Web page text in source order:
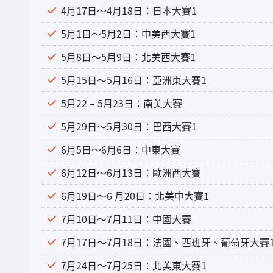
4月17日～4月18日：日本大賽1
5月1日～5月2日：中美西大賽1
5月8日～5月9日：北美西大賽1
5月15日～5月16日：亞洲東大賽1
5月22 – 5月23日：南美大賽
5月29日～5月30日：巴西大賽1
6月5日～6月6日：中東大賽
6月12日～6月13日：歐洲西大賽
6月19日～6 月20日：北美中大賽1
7月10日～7月11日：中國大賽
7月17日～7月18日：法國、西班牙、葡萄牙大賽
7月24日～7月25日：北美東大賽1